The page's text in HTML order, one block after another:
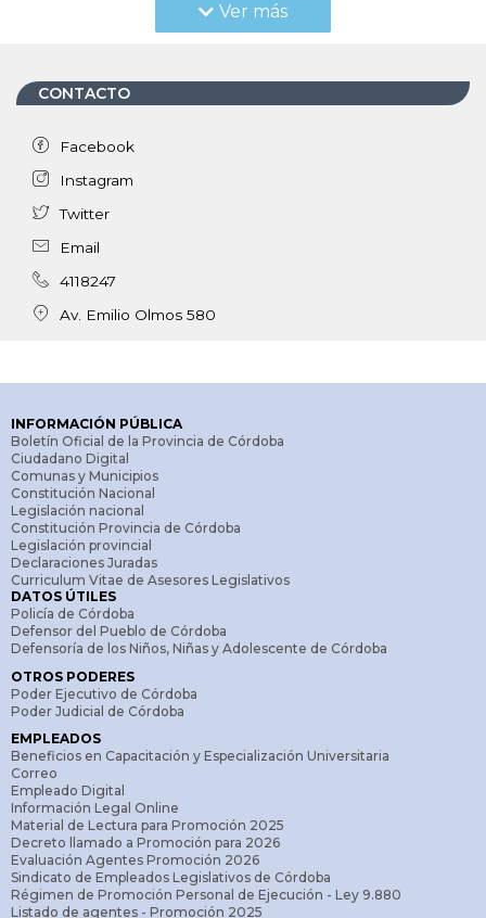
Ver más
CONTACTO
Facebook
Instagram
Twitter
Email
4118247
Av. Emilio Olmos 580
INFORMACIÓN PÚBLICA
Boletín Oficial de la Provincia de Córdoba
Ciudadano Digital
Comunas y Municipios
Constitución Nacional
Legislación nacional
Constitución Provincia de Córdoba
Legislación provincial
Declaraciones Juradas
Curriculum Vitae de Asesores Legislativos
DATOS ÚTILES
Policía de Córdoba
Defensor del Pueblo de Córdoba
Defensoría de los Niños, Niñas y Adolescente de Córdoba
OTROS PODERES
Poder Ejecutivo de Córdoba
Poder Judicial de Córdoba
EMPLEADOS
Beneficios en Capacitación y Especialización Universitaria
Correo
Empleado Digital
Información Legal Online
Material de Lectura para Promoción 2025
Decreto llamado a Promoción para 2026
Evaluación Agentes Promoción 2026
Sindicato de Empleados Legislativos de Córdoba
Régimen de Promoción Personal de Ejecución - Ley 9.880
Listado de agentes - Promoción 2025